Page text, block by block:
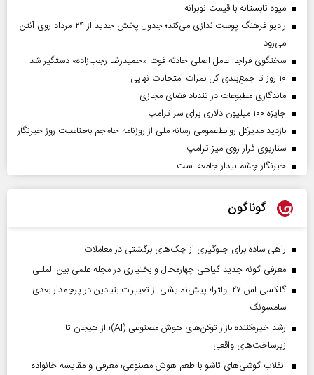
میوه تابستانه با قیمت نوبرانه
رادیو فرهنگ پوست‌اندازی می‌کند؛ جدول پخش جدید از ۲۴ مرداد روی آنتن
می‌رود
سخنگوی فراجا: عامل اصلی حادثه فوت «حمیدرضا رجب‌زاده» دستگیر شد
۱۰ روز تا جمع‌بندی کل نمرات امتحانات نهایی
ماندگاری مطبوعات در تندباد فضای مجازی
جایزه ۱۰۰ میلیون دلاری برای سر ترامپ
بازدید مدیرکل روابط‌عمومی رسانه ملی از روزنامه جام‌جم به‌مناسبت روز خبرنگار
سناریوی فرار روی میز ترامپ
خبرنگار چشم بیدار جامعه است
گوناگون
راهی ساده برای جلوگیری از چک‌های برگشتی در معاملات
معرفی گونه جدید گیاهی چهارمحال و بختیاری در مجله علمی بین المللی
گلکسی اس ۲۷ اولترا؛ پیش‌نمایشی از تغییرات بنیادین در پرچمدار بعدی
سامسونگ
رشد خیره‌کننده بازار توکن‌های هوش مصنوعی (AI)؛ از هیجان تا
زیرساخت‌های واقعی
انقلاب گوشی‌های تاشو‌ با طعم هوش مصنوعی؛ معرفی و مقایسه خانواده